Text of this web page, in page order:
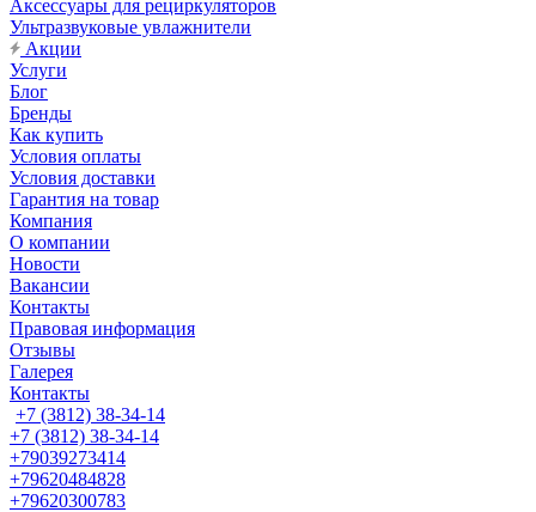
Аксессуары для рециркуляторов
Ультразвуковые увлажнители
Акции
Услуги
Блог
Бренды
Как купить
Условия оплаты
Условия доставки
Гарантия на товар
Компания
О компании
Новости
Вакансии
Контакты
Правовая информация
Отзывы
Галерея
Контакты
+7 (3812) 38-34-14
+7 (3812) 38-34-14
+79039273414
+79620484828
+79620300783